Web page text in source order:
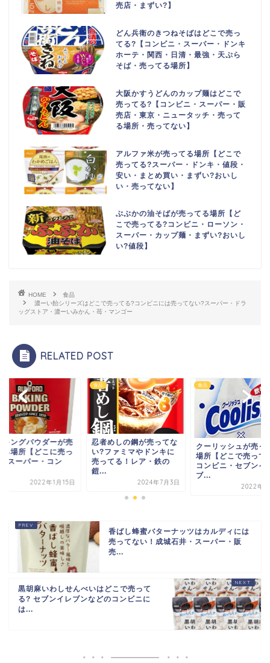
売店・まずい?】
どん兵衛のきつねそばはどこで売っ
てる?【コンビニ・スーパー・ドンキ
ホーテ・関西・日清・最強・天ぷら
そば・売ってる場所】
大阪かすうどんのカップ麺はどこで
売ってる?【コンビニ・スーパー・販
売店・東京・ニュータッチ・売って
る場所・売ってない】
アルファ米が売ってる場所【どこで
売ってる?スーパー・ドンキ・値段・
安い・まとめ買い・まずい?おいし
い・売ってない】
ぶぶかの油そばが売ってる場所【ど
こで売ってる?コンビニ・ローソン・
スーパー・カップ麺・まずい?おいし
い?値段】
HOME
食品
濃ーい飴シリーズはどこで売ってる?コンビニには売ってない?スーパー・ドラ
ッグストア・濃ーいみかん・苺・マンゴー
RELATED POST
キングパウダーが売
る場所【どこに売っ
?スーパー・コン
2022年1月15日
食品
忍者めしの鋼が売ってな
い?ファミマやドンキに
売ってる！レア・鉄の
鎧...
2024年7月3日
食品
クーリッシュが売っ
場所【どこで売って
コンビニ・セブンイ
ブ...
2022年7
香ばし蜂蜜バターナッツはカルディには
売ってない！成城石井・スーパー・販
売...
黒胡麻いわしせんべいはどこで売って
る? セブンイレブンなどのコンビニに
は...